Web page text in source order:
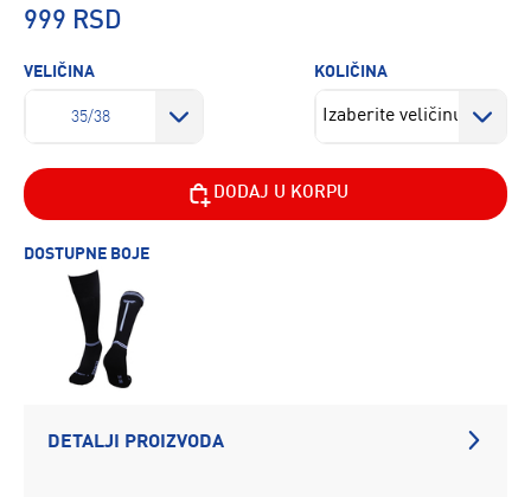
999 RSD
VELIČINA
35/38
KOLIČINA
DODAJ U KORPU
DOSTUPNE BOJE
DETALJI PROIZVODA